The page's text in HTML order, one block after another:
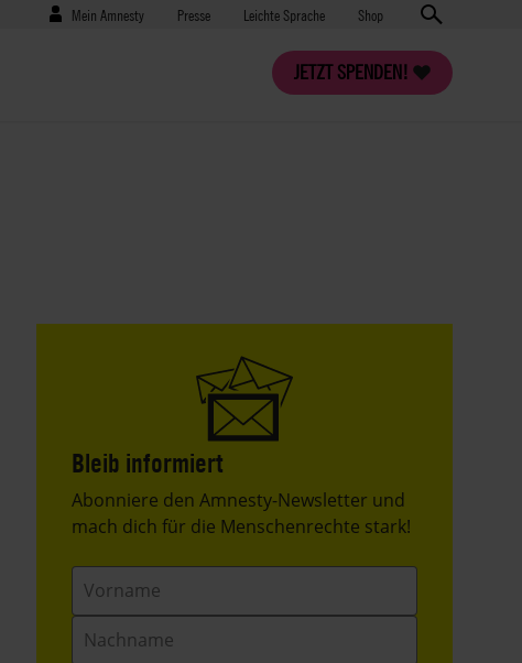
Benutzermenü
Mein Amnesty Presse
Presse Leichte Sprache Shop
JETZT SPENDEN!
Bleib informiert
Header
Text
Abonniere den Amnesty-Newsletter und
mach dich für die Menschenrechte stark!
Vorname
Nachname